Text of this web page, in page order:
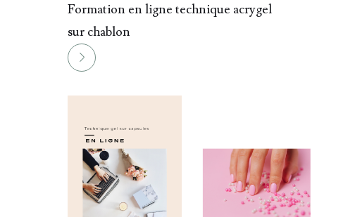
Formation en ligne technique acrygel
sur chablon